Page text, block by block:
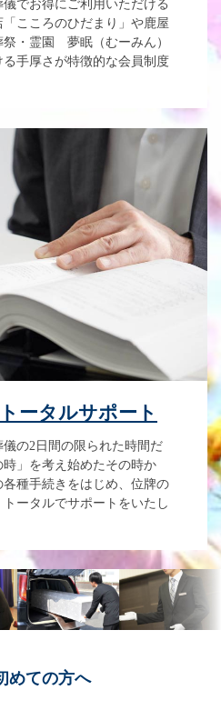
儀でお得にご利用いただける
こころのひだまり」や鹿屋
・霊園 夢眠（むーみん）
手厚さが特徴的な会員制度
ータルサポート
の2日間の限られた時間だ
」を考え始めたその時か
種手続きをはじめ、位牌の
ータルでサポートをいたし
めての方へ